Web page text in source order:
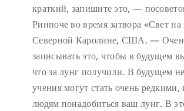
краткий, запишите это, —
Ринпоче во время затвора «Свет на
Северной Каролине, США. —
записывать это, чтобы в будущем
что за лунг получили. В будущем
учения могут стать очень
людям понадобиться ваш лунг. В